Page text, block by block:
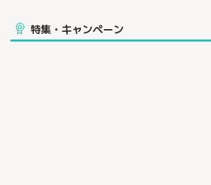
特集・キャンペーン